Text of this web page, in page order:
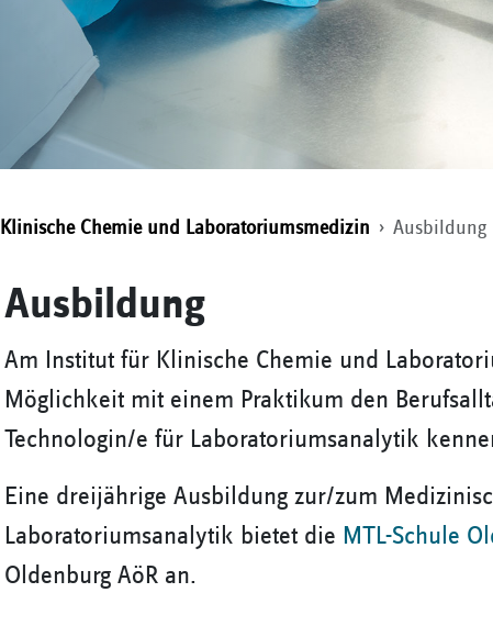
Chemie und Laboratoriumsmedizin Ausbildung
Ausbildung
Am Institut für Klinische Chemie und
Möglichkeit mit einem Praktikum den
Technologin/e für Laboratoriumsanalytik
Eine dreijährige Ausbildung zur/zum
Laboratoriumsanalytik bietet die MTL-Schule
Oldenburg AöR an.